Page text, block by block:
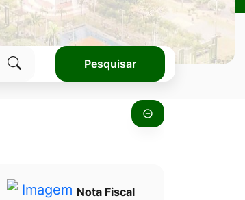
Clique
Pesquisar
Nota Fiscal